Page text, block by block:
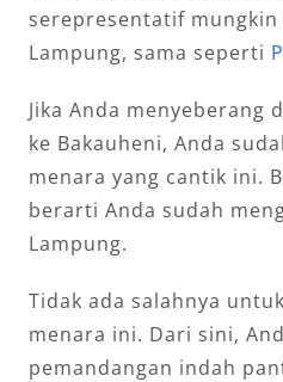
serepresentatif mungkin
Lampung, sama seperti
Jika Anda menyeberang
ke Bakauheni, Anda
menara yang cantik ini.
berarti Anda sudah
Lampung.
Tidak ada salahnya
menara ini. Dari sini,
pemandangan indah